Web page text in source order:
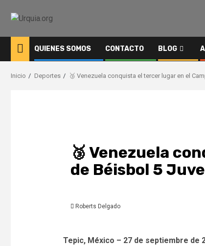
QUIENES SOMOS CONTACTO BLOG
Inicio Deportes 🥉 Venezuela conquista el tercer lugar en el
🥉 Venezuela
de Béisbol 5
Roberts Delgado
Tepic, México – 27 de septiembre de